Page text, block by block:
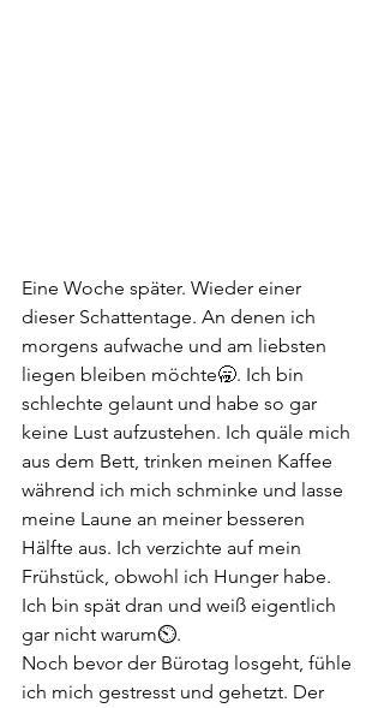
Eine Woche später. Wieder einer
dieser Schattentage. An denen ich
morgens aufwache und am liebsten
liegen bleiben möchte🥱. Ich bin
schlechte gelaunt und habe so gar
keine Lust aufzustehen. Ich quäle mich
aus dem Bett, trinken meinen Kaffee
während ich mich schminke und lasse
meine Laune an meiner besseren
Hälfte aus. Ich verzichte auf mein
Frühstück, obwohl ich Hunger habe.
Ich bin spät dran und weiß eigentlich
gar nicht warum⏲️.
Noch bevor der Bürotag losgeht, fühle
ich mich gestresst und gehetzt. Der